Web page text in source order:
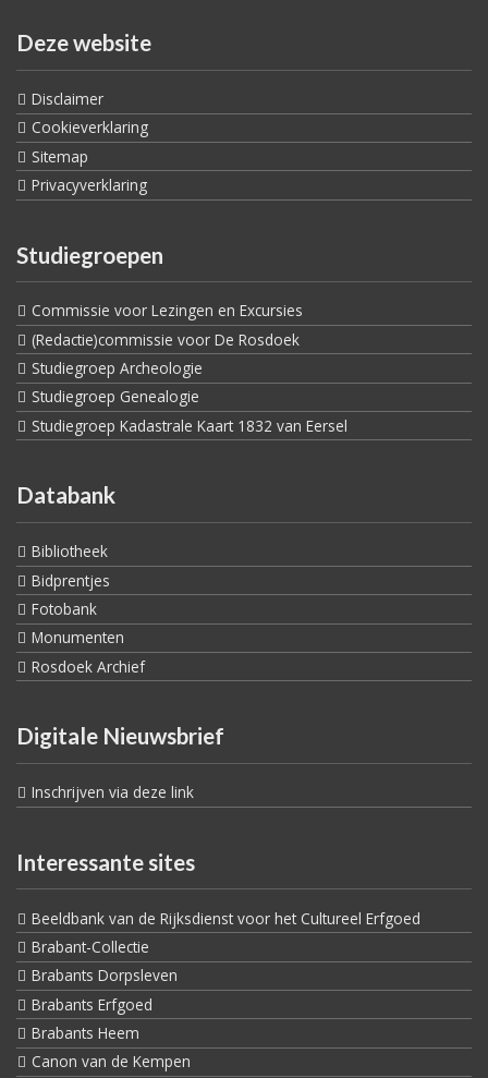
Deze website
Disclaimer
Cookieverklaring
Sitemap
Privacyverklaring
Studiegroepen
Commissie voor Lezingen en Excursies
(Redactie)commissie voor De Rosdoek
Studiegroep Archeologie
Studiegroep Genealogie
Studiegroep Kadastrale Kaart 1832 van Eersel
Databank
Bibliotheek
Bidprentjes
Fotobank
Monumenten
Rosdoek Archief
Digitale Nieuwsbrief
Inschrijven via deze link
Interessante sites
Beeldbank van de Rijksdienst voor het Cultureel Erfgoed
Brabant-Collectie
Brabants Dorpsleven
Brabants Erfgoed
Brabants Heem
Canon van de Kempen